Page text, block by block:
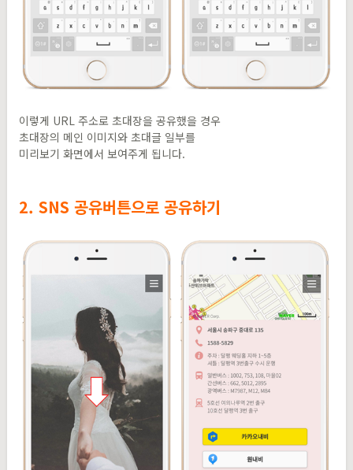
이렇게 URL 주소로 초대장을 공유했을 경우
초대장의 메인 이미지와 초대글 일부를
미리보기 화면에서 보여주게 됩니다.
2. SNS 공유버튼으로 공유하기